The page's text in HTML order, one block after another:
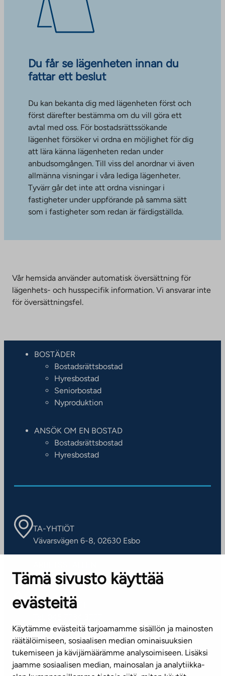
Tämä sivusto käyttää
evästeitä
Käytämme evästeitä tarjoamamme sisällön ja mainosten
räätälöimiseen, sosiaalisen median ominaisuuksien
tukemiseen ja kävijämäärämme analysoimiseen. Lisäksi
jaamme sosiaalisen median, mainosalan ja analytiikka-
Du får se lägenheten innan du
fattar ett beslut
Du kan bekanta dig med lägenheten först och
först därefter bestämma om du vill göra ett
avtal med oss. För bostadsrättssökande
lägenhet försöker vi ordna en möjlighet för dig
att lära känna lägenheten redan under
anbudsomgången. Till viss del anordnar vi även
allmänna visningar i våra lediga lägenheter.
Tyvärr går det inte att ordna visningar i
fastigheter under uppförande på samma sätt
som i fastigheter som redan är färdigställda.
Vår hemsida använder automatisk översättning för
lägenhets- och husspecifik information. Vi ansvarar inte
för översättningsfel.
BOSTÄDER
Bostadsrättsbostad
Hyresbostad
Seniorbostad
Nyproduktion
ANSÖK OM EN BOSTAD
Bostadsrättsbostad
Hyresbostad
TA-YHTIÖT
Vävarsvägen 6-8, 02630 Esbo
Kontaktinformation
KUNDSERVICE
(vardagar kl. 8–16)
info@ta.fi